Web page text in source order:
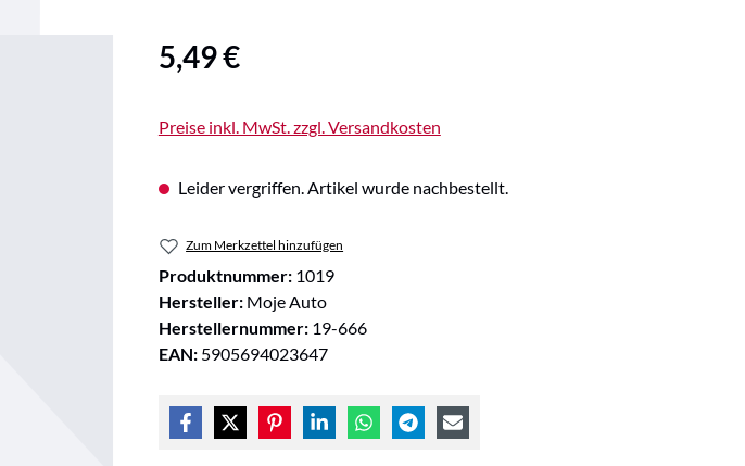
Regulärer Preis:
5,49 €
Preise inkl. MwSt. zzgl. Versandkosten
Leider vergriffen. Artikel wurde nachbestellt.
Zum Merkzettel hinzufügen
Produktnummer: 1019
Hersteller: Moje Auto
Herstellernummer: 19-666
EAN: 5905694023647